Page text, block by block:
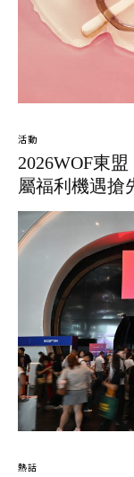
活動
2026WOF東
屬福利機遇搶
熱話